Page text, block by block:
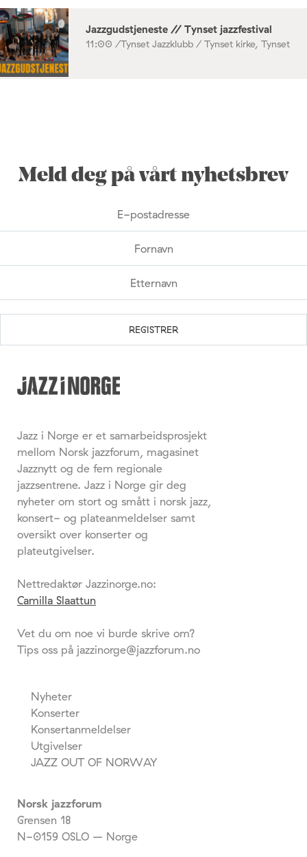
Jazzgudstjeneste // Tynset jazzfestival
11:00 /Tynset Jazzklubb / Tynset kirke, Tynset
Meld deg på vårt nyhetsbrev
Jazz i Norge er et samarbeidsprosjekt
mellom Norsk jazzforum, magasinet
Jazznytt og de fem regionale
jazzsentrene. Jazz i Norge gir deg
nyheter om stort og smått i norsk jazz,
konsert- og plateanmeldelser samt
oversikt over konserter og
plateutgivelser.
Nettredaktør Jazzinorge.no:
Camilla Slaattun
Vet du om noe vi burde skrive om?
Tips oss på jazzinorge@jazzforum.no
Nyheter
Konserter
Konsertanmeldelser
Utgivelser
JAZZ OUT OF NORWAY
Norsk jazzforum
Grensen 18
N-0159 OSLO – Norge